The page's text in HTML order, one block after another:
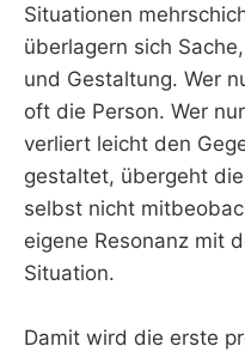
Situationen
überlagern sich
und Gestaltung. Wer
oft die Person. Wer
verliert leicht den
gestaltet, übergeht
selbst nicht
eigene Resonanz mit
Situation.
Damit wird die erste